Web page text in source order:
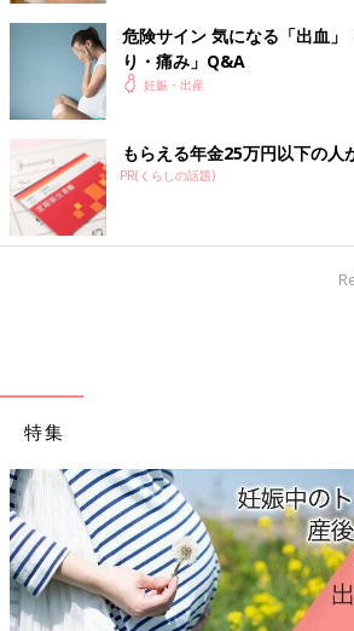
赤ちゃんを包む卵膜が破れて、羊水が流れ
ます。陣痛前に起こるのが前期破水です。
（対処法＆注意点）シャワーは厳禁、
破水したらシャワーや入浴は禁止。大きめ
て、できるだけ動き回らずに、すぐに産院
ースや破水が疑われたけれど検査をしたら
(一度帰宅するケース)
☑陣痛が治まってしまった
☑破水ではなかった
☑子宮口が開いていない
関連：お産の３つのサインをチェック【出
危険サイン 気になる「出血
り・痛み」Q&A
妊娠・出産
もらえる年金25万円以下の人
PR(くらしの話題)
特集